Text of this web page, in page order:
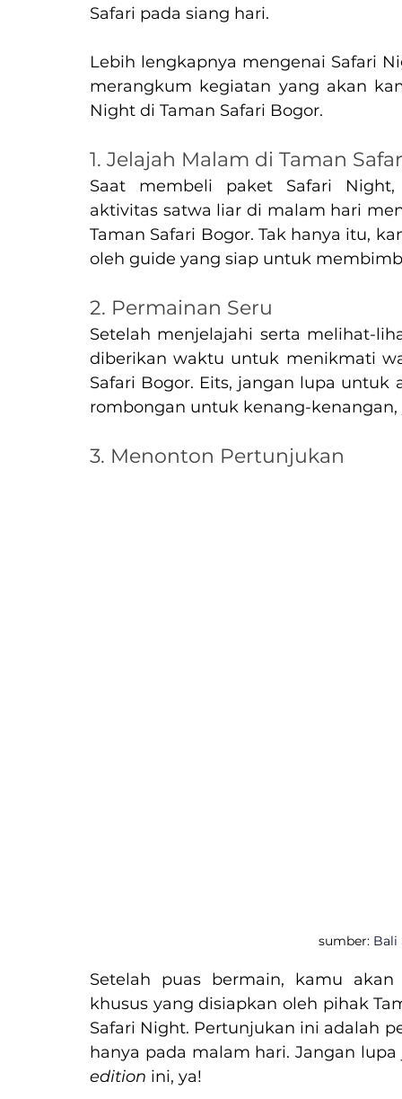
Safari pada siang hari.
Lebih lengkapnya mengenai Safari
merangkum kegiatan yang akan
Night di Taman Safari Bogor.
1. Jelajah Malam di Taman
Saat membeli paket Safari
aktivitas satwa liar di malam hari
Taman Safari Bogor. Tak hanya itu,
oleh guide yang siap untuk
2. Permainan Seru
Setelah menjelajahi serta melihat-
diberikan waktu untuk menikmati
Safari Bogor. Eits, jangan lupa
rombongan untuk kenang-kenangan,
3. Menonton Pertunjukan
sumber: Bali
Setelah puas bermain, kamu
khusus yang disiapkan oleh pihak
Safari Night. Pertunjukan ini adalah
hanya pada malam hari. Jangan
edition ini, ya!